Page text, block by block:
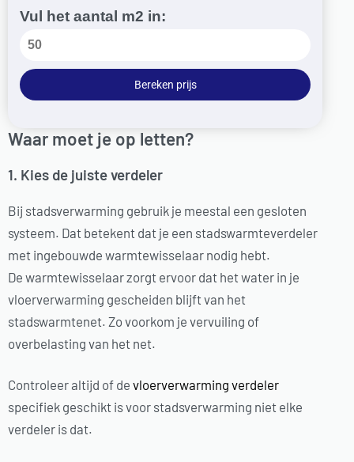
Vul het aantal m2 in:
Bereken prijs
Waar moet je op letten?
1. Kies de juiste verdeler
Bij stadsverwarming gebruik je meestal een gesloten
systeem. Dat betekent dat je een stadswarmteverdeler
met ingebouwde warmtewisselaar nodig hebt.
De warmtewisselaar zorgt ervoor dat het water in je
vloerverwarming gescheiden blijft van het
stadswarmtenet. Zo voorkom je vervuiling of
overbelasting van het net.
Controleer altijd of de vloerverwarming verdeler
specifiek geschikt is voor stadsverwarming niet elke
verdeler is dat.